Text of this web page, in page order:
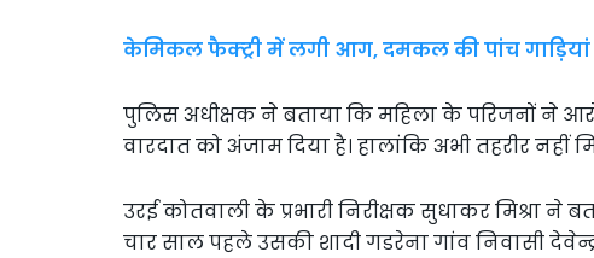
केमिकल फैक्ट्री में लगी आग, दमकल की पांच गाड़ियां
पुलिस अधीक्षक ने बताया कि महिला के परिजनों ने
वारदात को अंजाम दिया है। हालांकि अभी तहरीर नहीं
उरई कोतवाली के प्रभारी निरीक्षक सुधाकर मिश्रा ने
चार साल पहले उसकी शादी गडरेना गांव निवासी